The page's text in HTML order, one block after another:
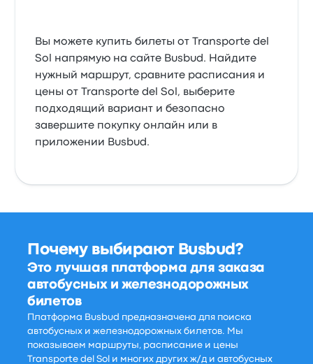
Вы можете купить билеты от Transporte del
Sol напрямую на сайте Busbud. Найдите
нужный маршрут, сравните расписания и
цены от Transporte del Sol, выберите
подходящий вариант и безопасно
завершите покупку онлайн или в
приложении Busbud.
Почему выбирают Busbud?
Это лучшая платформа для заказа
автобусных и железнодорожных
билетов
Платформа Busbud предназначена для поиска
автобусных и железнодорожных билетов. Мы
показываем маршруты, расписание и цены
Transporte del Sol и многих других ж/д и автобусных